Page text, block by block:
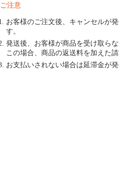
ご注意
お客様のご注文後、キャンセルが
す。
発送後、お客様が商品を受け取ら
この場合、商品の返送料を加えた
お支払いされない場合は延滞金が